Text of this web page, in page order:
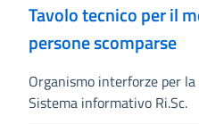
Tavolo tecnico per il
persone scomparse
Organismo interforze per
Sistema informativo Ri.Sc.